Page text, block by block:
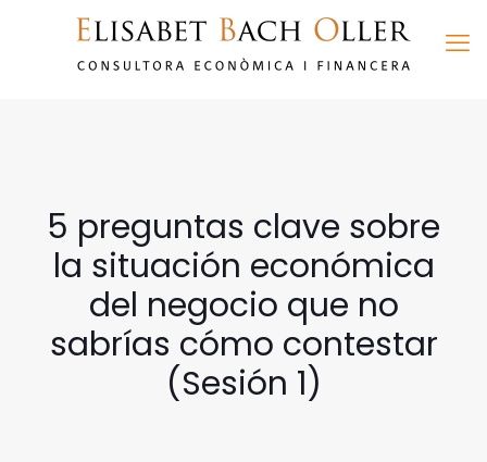
5 preguntas clave sobre
la situación económica
del negocio que no
sabrías cómo contestar
(Sesión 1)